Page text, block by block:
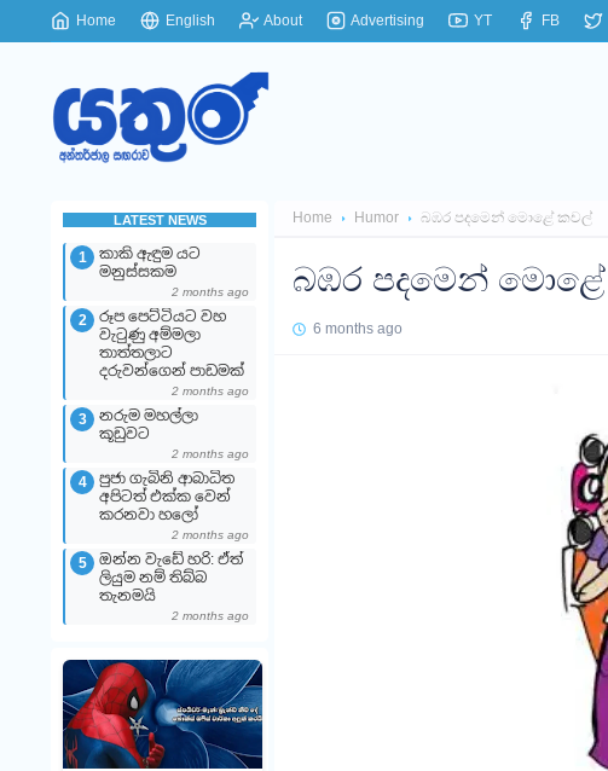
Home English About Advertising YT FB
LATEST NEWS
1
කාකි ඇඳුම යට
මනුස්සකම
2 months ago
2
රූප පෙට්ටියට වහ
වැටුණු අම්මලා
තාත්තලාට
දරුවන්ගෙන් පාඩමක්
2 months ago
3
නරුම මහල්ලා
කූඩුවට
2 months ago
4
පුජා ගැබිනි ආබාධිත
අපිටත් එක්ක වෙන්
කරනවා හලෝ
2 months ago
5
ඔන්න වැඩේ හරි: ඒත්
ලියුම නම් තිබ්බ
තැනමයි
2 months ago
Home Humor බඹර පදමෙන් මොළේ කචල්
බඹර පදමෙන්
6 months ago